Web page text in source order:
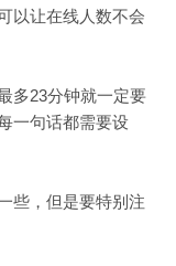
以让在线人数不会
23分钟就一定要
一句话都需要设
，但是要特别注